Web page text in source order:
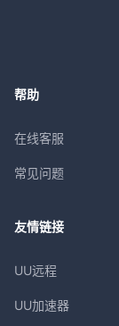
帮助
在线客服
常见问题
友情链接
UU远程
UU加速器